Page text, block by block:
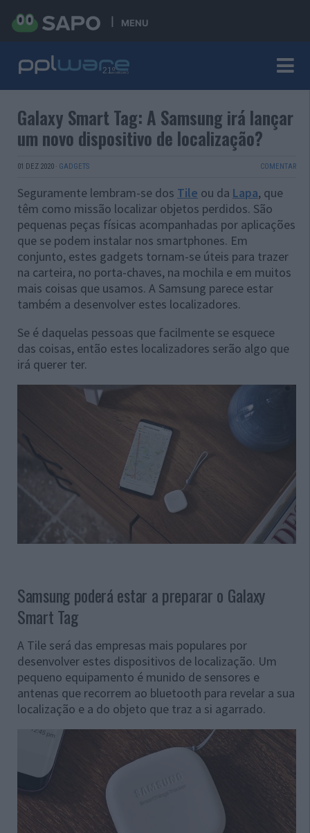
MENU
Galaxy Smart Tag: A Samsung irá lançar
um novo dispositivo de localização?
01 DEZ 2020 · GADGETS COMENTAR
Seguramente lembram-se dos Tile ou da Lapa, que
têm como missão localizar objetos perdidos. São
pequenas peças físicas acompanhadas por aplicações
que se podem instalar nos smartphones. Em
conjunto, estes gadgets tornam-se úteis para trazer
na carteira, no porta-chaves, na mochila e em muitos
mais coisas que usamos. A Samsung parece estar
também a desenvolver estes localizadores.
Se é daquelas pessoas que facilmente se esquece
das coisas, então estes localizadores serão algo que
irá querer ter.
Samsung poderá estar a preparar o Galaxy
Smart Tag
A Tile será das empresas mais populares por
desenvolver estes dispositivos de localização. Um
pequeno equipamento é munido de sensores e
antenas que recorrem ao bluetooth para revelar a sua
localização e a do objeto que traz a si agarrado.